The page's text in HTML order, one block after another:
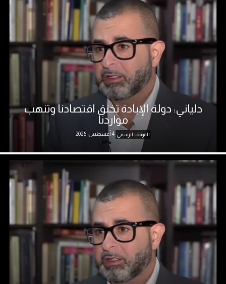
دلياني: دولة الإبادة تخنق اقتصادنا وتنهب
مواردنا
الموقف الرسمي 4 أغسطس، 2026